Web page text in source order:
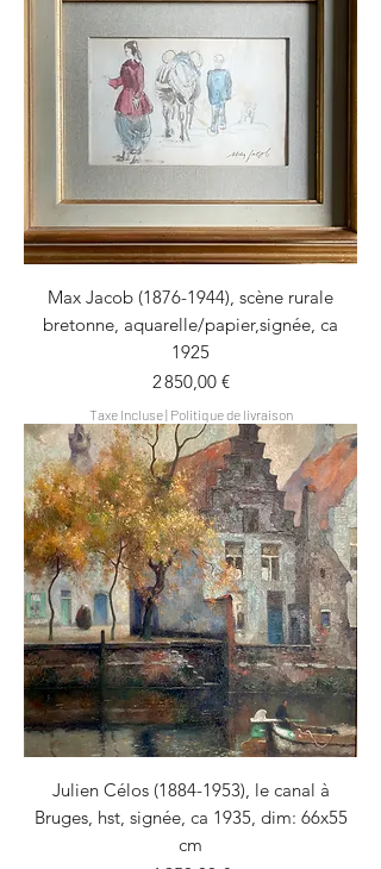
Max Jacob (1876-1944), scène rurale
bretonne, aquarelle/papier,signée, ca
1925
Prix
2 850,00 €
Taxe Incluse| Politique de livraison
Julien Célos (1884-1953), le canal à
Bruges, hst, signée, ca 1935, dim: 66x55
cm